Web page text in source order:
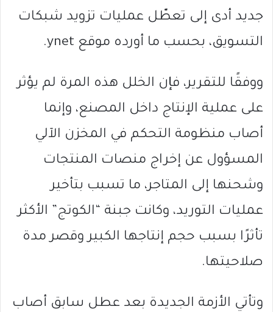
جديد أدى إلى تعطّل عمليات تزويد شبكات
التسويق، بحسب ما أورده موقع ynet.
ووفقًا للتقرير، فإن الخلل هذه المرة لم يؤثر
على عملية الإنتاج داخل المصنع، وإنما
أصاب منظومة التحكم في المخزن الآلي
المسؤول عن إخراج منصات المنتجات
وشحنها إلى المتاجر، ما تسبب بتأخير
عمليات التوريد، وكانت جبنة “الكوتج” الأكثر
تأثرًا بسبب حجم إنتاجها الكبير وقصر مدة
صلاحيتها.
وتأتي الأزمة الجديدة بعد عطل سابق أصاب